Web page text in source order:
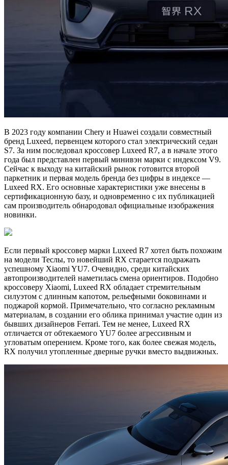
В 2023 году компании Chery и Huawei создали совместный
бренд Luxeed, первенцем которого стал электрический седан
S7. За ним последовал кроссовер Luxeed R7, а в начале этого
года был представлен первый минивэн марки с индексом V9.
Сейчас к выходу на китайский рынок готовится второй
паркетник и первая модель бренда без цифры в индексе —
Luxeed RX. Его основные характеристики уже внесены в
сертификационную базу, и одновременно с их публикацией
сам производитель обнародовал официальные изображения
новинки.
Если первый кроссовер марки Luxeed R7 хотел быть похожим
на модели Теслы, то новейший RX старается подражать
успешному Xiaomi YU7. Очевидно, среди китайских
автопроизводителей наметилась смена ориентиров. Подобно
кроссоверу Xiaomi, Luxeed RX обладает стремительным
силуэтом с длинным капотом, рельефными боковинами и
поджарой кормой. Примечательно, что согласно рекламным
материалам, в создании его облика принимал участие один из
бывших дизайнеров Ferrari. Тем не менее, Luxeed RX
отличается от обтекаемого YU7 более агрессивным и
угловатым оперением. Кроме того, как более свежая модель,
RX получил утопленные дверные ручки вместо выдвижных.